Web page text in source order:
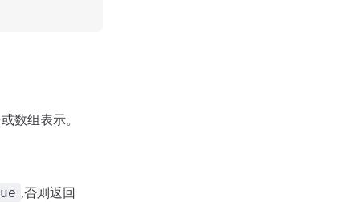
数组表示。
,否则返回